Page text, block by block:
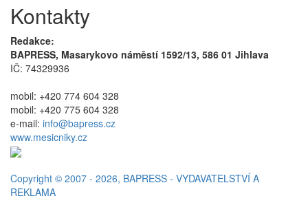
Kontakty
Redakce:
BAPRESS, Masarykovo náměstí 1592/13, 586 01 Jihlava
IČ: 74329936
mobil: +420 774 604 328
mobil: +420 775 604 328
e-mail: info@bapress.cz
www.mesicniky.cz
Copyright © 2007 - 2026, BAPRESS - VYDAVATELSTVÍ A
REKLAMA